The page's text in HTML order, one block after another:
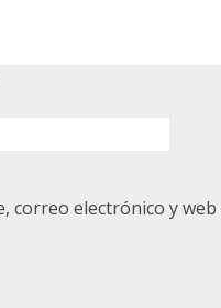
correo electrónico y web